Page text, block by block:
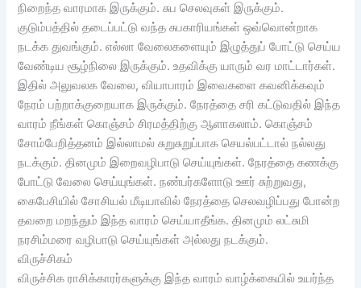
நிறைந்த வாரமாக இருக்கும். சுப செலவுகள் இருக்கும்.
குடும்பத்தில் தடைப்பட்டு வந்த சுபகாரியங்கள் ஒவ்வொன்றாக
நடக்க துவங்கும். எல்லா வேலைகளையும் இழுத்துப் போட்டு செய்ய
வேண்டிய சூழ்நிலை இருக்கும். உதவிக்கு யாரும் வர மாட்டார்கள்.
இதில் அலுவலக வேலை, வியாபாரம் இவைகளை கவனிக்கவும்
நேரம் பற்றாக்குறையாக இருக்கும். நேரத்தை சரி கட்டுவதில் இந்த
வாரம் நீங்கள் கொஞ்சம் சிரமத்திற்கு ஆளாகலாம். கொஞ்சம்
சோம்பேறித்தனம் இல்லாமல் சுறுசுறுப்பாக செயல்பட்டால் நல்லது
நடக்கும். தினமும் இறைவழிபாடு செய்யுங்கள். நேரத்தை கணக்கு
போட்டு வேலை செய்யுங்கள். நண்பர்களோடு ஊர் சுற்றுவது,
கைபேசியில் சோசியல் மீடியாவில் நேரத்தை செலவழிப்பது போன்ற
தவறை மறந்தும் இந்த வாரம் செய்யாதீங்க. தினமும் லட்சுமி
நரசிம்மரை வழிபாடு செய்யுங்கள் அல்லது நடக்கும்.
விருச்சிகம்
விருச்சிக ராசிக்காரர்களுக்கு இந்த வாரம் வாழ்க்கையில் உயர்ந்த